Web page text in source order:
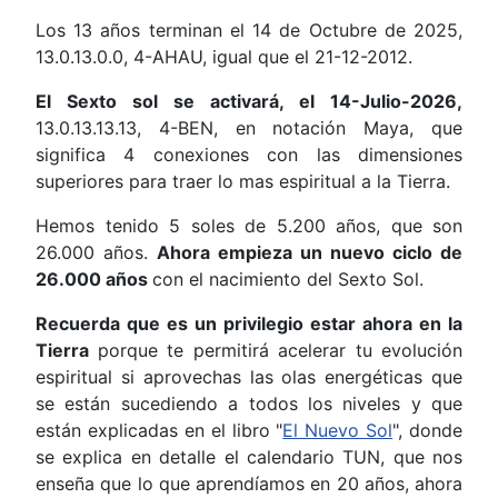
Los 13 años terminan el 14 de Octubre de 2025,
13.0.13.0.0, 4-AHAU, igual que el 21-12-2012.
El Sexto sol se activará, el 14-Julio-2026,
13.0.13.13.13, 4-BEN, en notación Maya, que
significa 4 conexiones con las dimensiones
superiores para traer lo mas espiritual a la Tierra.
Hemos tenido 5 soles de 5.200 años, que son
26.000 años. Ahora empieza un nuevo ciclo de
26.000 años con el nacimiento del Sexto Sol.
Recuerda que es un privilegio estar ahora en la
Tierra porque te permitirá acelerar tu evolución
espiritual si aprovechas las olas energéticas que
se están sucediendo a todos los niveles y que
están explicadas en el libro "El Nuevo Sol", donde
se explica en detalle el calendario TUN, que nos
enseña que lo que aprendíamos en 20 años, ahora